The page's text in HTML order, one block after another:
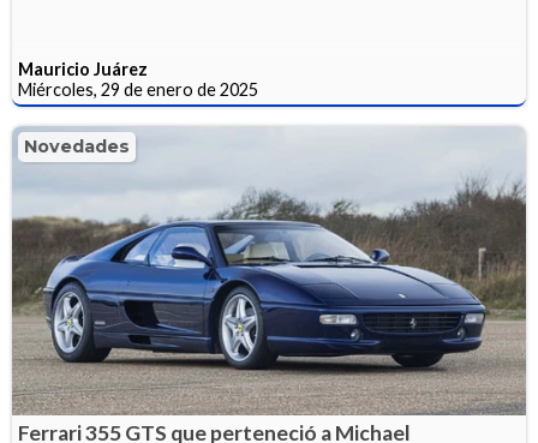
Mauricio Juárez
Miércoles, 29 de enero de 2025
Novedades
Ferrari 355 GTS que perteneció a Michael